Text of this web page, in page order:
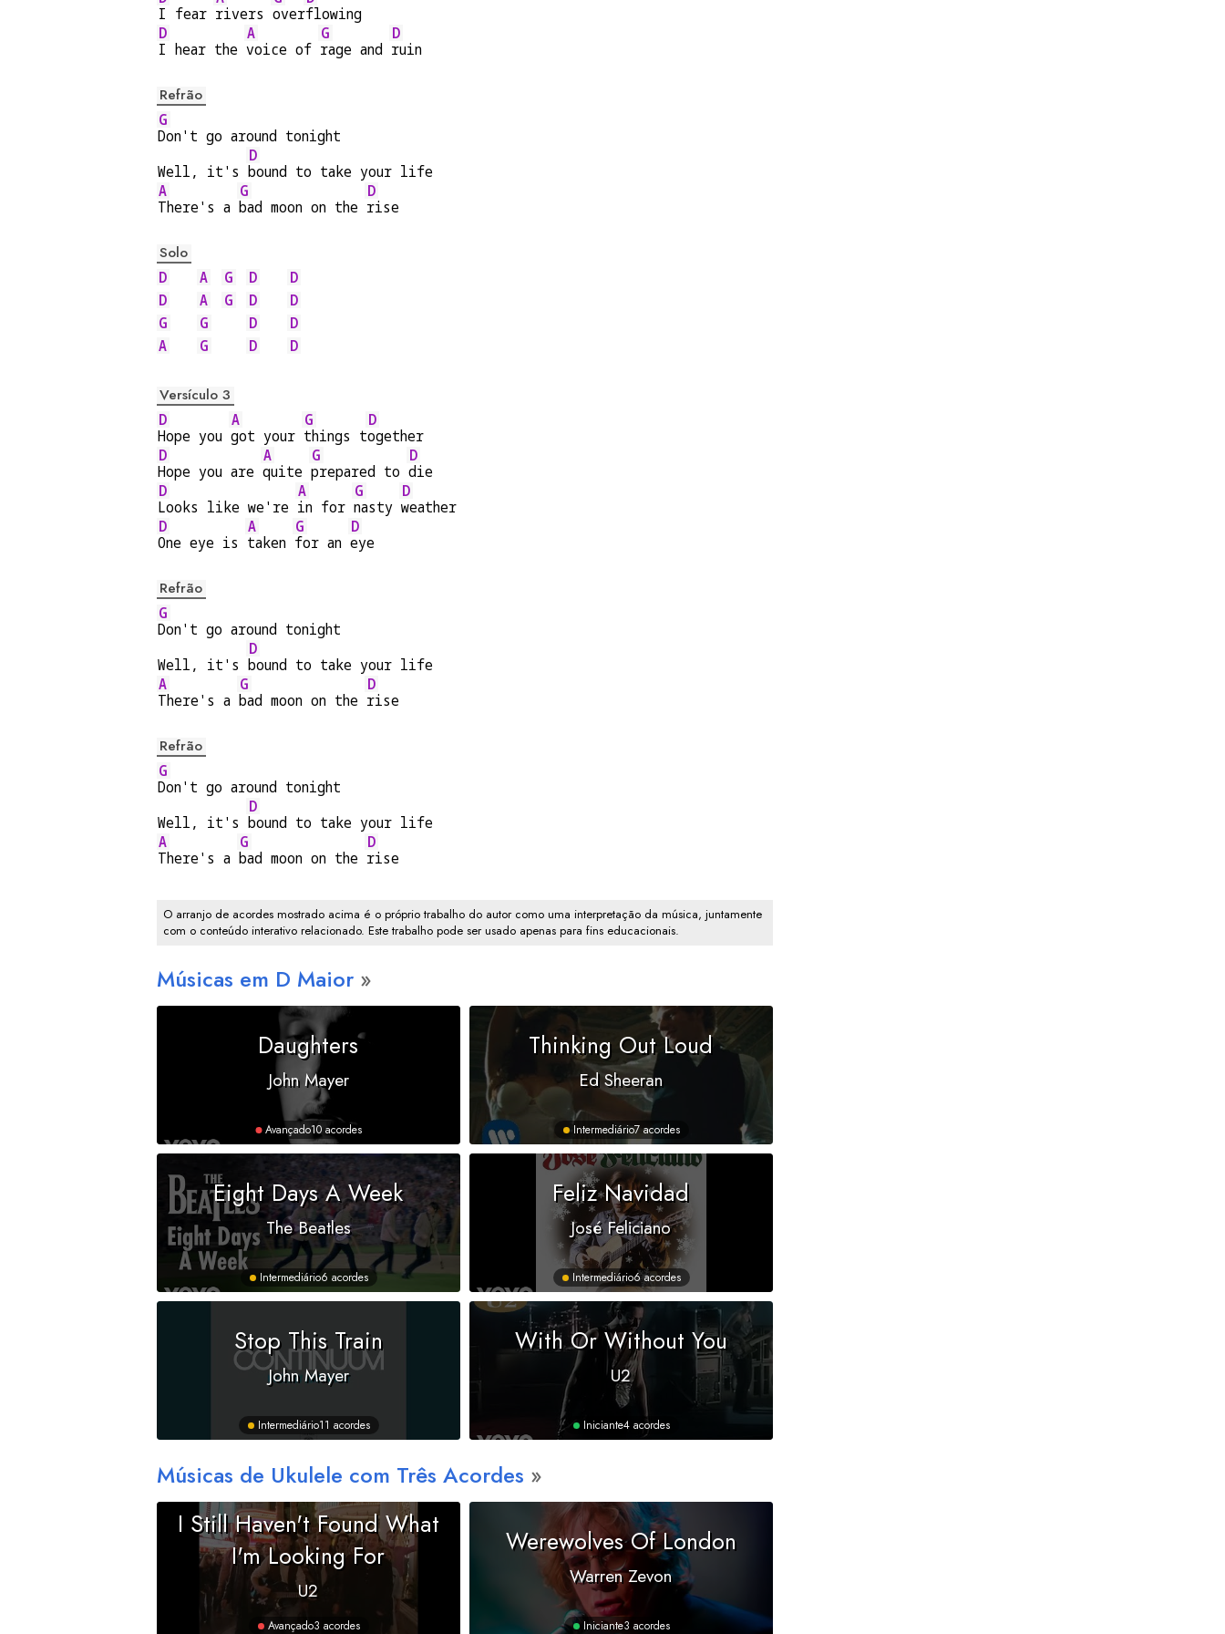
I fear rivers overflowing
D
I hear the
A
voice of
G
rage and
D
ruin
Refrão
G
Don't go around tonight
Well, it's
D
bound to take your life
A
There's a
G
bad moon on the
D
rise
Solo
D
A G D
D
D
A G D
D
G
G D
D
A
G D D
Versículo 3
D
Hope you
A
got your
G
things t
D
ogether
D
Hope you are
A
quite
G
prepared to
D
die
D
Looks like we're
A
in for
G
nasty
D
weather
D
One eye is
A
taken
G
for an
D
eye
Refrão
G
Don't go around tonight
Well, it's
D
bound to take your life
A
There's a
G
bad moon on the
D
rise
Refrão
G
Don't go around tonight
Well, it's
D
bound to take your life
A
There's a
G
bad moon on the
D
rise
O arranjo de acordes mostrado acima é o próprio trabalho do autor como uma interpretação da música, juntamente
com o conteúdo interativo relacionado. Este trabalho pode ser usado apenas para fins educacionais.
Músicas em D Maior
Daughters
John Mayer
Avançado10 acordes
Thinking Out Loud
Ed Sheeran
Intermediário7 acordes
Eight Days A Week
The Beatles
Intermediário6 acordes
Feliz Navidad
José Feliciano
Intermediário6 acordes
Stop This Train
John Mayer
Intermediário11 acordes
With Or Without You
U2
Iniciante4 acordes
Músicas de Ukulele com Três Acordes
I Still Haven't Found What
I'm Looking For
U2
Avançado3 acordes
Werewolves Of London
Warren Zevon
Iniciante3 acordes